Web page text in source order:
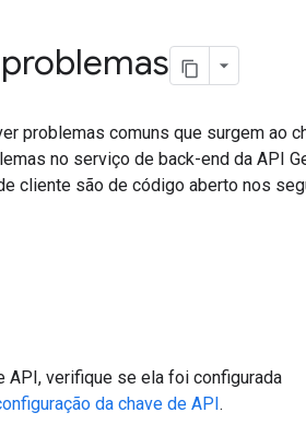
problemas comuns que surgem ao
no serviço de back-end da API
cliente são de código aberto nos
API, verifique se ela foi configurada
da chave de API.